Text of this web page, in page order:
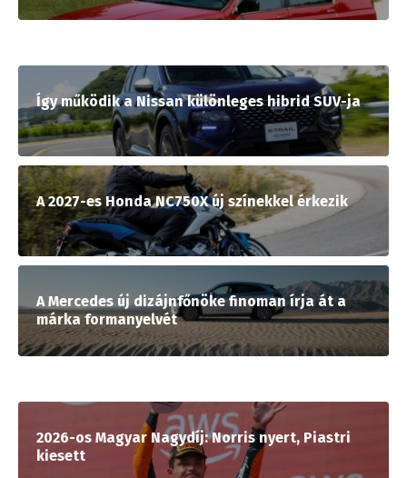
Így működik a Nissan különleges hibrid SUV-ja
A 2027-es Honda NC750X új színekkel érkezik
A Mercedes új dizájnfőnöke finoman írja át a
márka formanyelvét
2026-os Magyar Nagydíj: Norris nyert, Piastri
kiesett